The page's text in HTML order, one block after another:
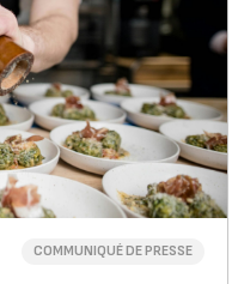
COMMUNIQUÉ DE PRESSE